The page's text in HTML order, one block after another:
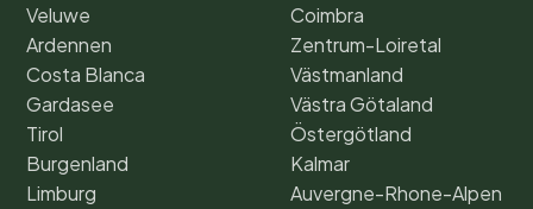
Veluwe
Ardennen
Costa Blanca
Gardasee
Tirol
Burgenland
Limburg
Coimbra
Zentrum-Loiretal
Västmanland
Västra Götaland
Östergötland
Kalmar
Auvergne-Rhone-Alpen